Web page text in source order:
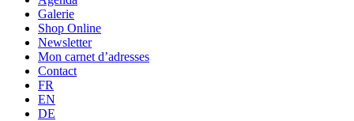
Galerie
Shop Online
Newsletter
Mon carnet d’adresses
Contact
FR
EN
DE